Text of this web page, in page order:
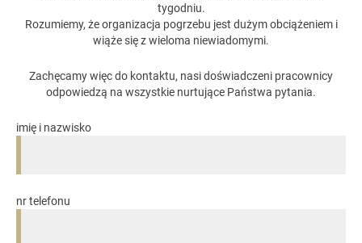
tygodniu.
Rozumiemy, że organizacja pogrzebu jest dużym obciążeniem i
wiąże się z wieloma niewiadomymi.
Zachęcamy więc do kontaktu, nasi doświadczeni pracownicy
odpowiedzą na wszystkie nurtujące Państwa pytania.
imię i nazwisko
nr telefonu